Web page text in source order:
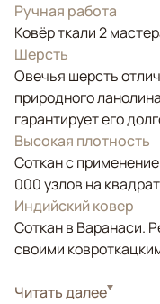
Ручная работа
Ковёр ткали 2
Шерсть
Овечья шерсть
природного
гарантирует его
Высокая плотность
Соткан с
000 узлов на
Индийский ковер
Соткан в Варанаси.
своими
СтильСовременные
Читать далее